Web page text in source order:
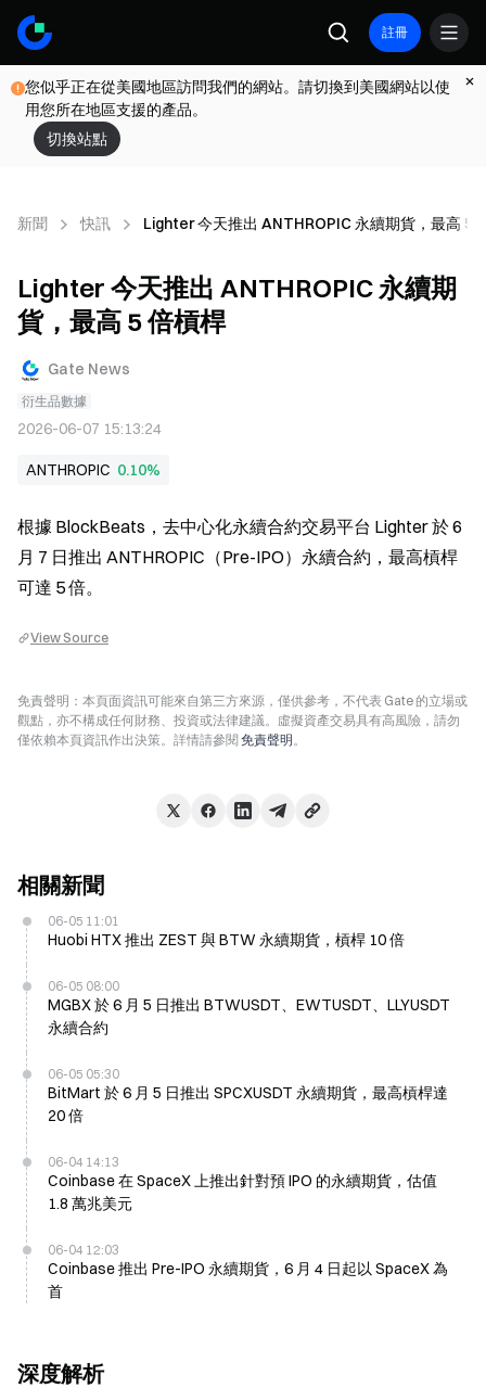
註冊
您似乎正在從美國地區訪問我們的網站。請切換到美國網站以使
用您所在地區支援的產品。
切換站點
新聞 快訊 Lighter 今天推出 ANTHROPIC 永續期貨，最高 5
Lighter 今天推出 ANTHROPIC 永續期
貨，最高 5 倍槓桿
Gate News
衍生品數據
2026-06-07 15:13:24
ANTHROPIC 0.10%
根據 BlockBeats，去中心化永續合約交易平台 Lighter 於 6
月 7 日推出 ANTHROPIC（Pre-IPO）永續合約，最高槓桿
可達 5 倍。
View Source
免責聲明：本頁面資訊可能來自第三方來源，僅供參考，不代表 Gate 的立場或
觀點，亦不構成任何財務、投資或法律建議。虛擬資產交易具有高風險，請勿
僅依賴本頁資訊作出決策。詳情請參閱 免責聲明。
相關新聞
06-05 11:01
Huobi HTX 推出 ZEST 與 BTW 永續期貨，槓桿 10 倍
06-05 08:00
MGBX 於 6 月 5 日推出 BTWUSDT、EWTUSDT、LLYUSDT
永續合約
06-05 05:30
BitMart 於 6 月 5 日推出 SPCXUSDT 永續期貨，最高槓桿達
20 倍
06-04 14:13
Coinbase 在 SpaceX 上推出針對預 IPO 的永續期貨，估值
1.8 萬兆美元
06-04 12:03
Coinbase 推出 Pre-IPO 永續期貨，6 月 4 日起以 SpaceX 為
首
深度解析